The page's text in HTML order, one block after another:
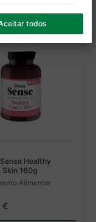
Healthy
Skin 160g
Alimentar
€
todos